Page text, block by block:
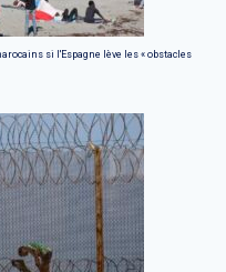
si l'Espagne lève les « obstacles